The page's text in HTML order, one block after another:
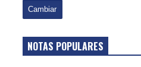
NOTAS POPULARES